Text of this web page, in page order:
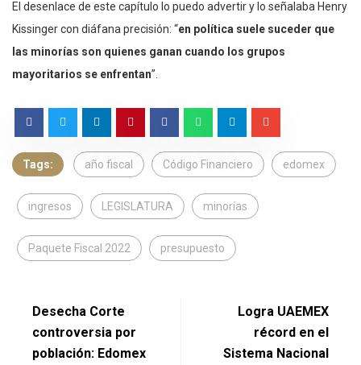
El desenlace de este capítulo lo puedo advertir y lo señalaba Henry
Kissinger con diáfana precisión: “en política suele suceder que
las minorías son quienes ganan cuando los grupos
mayoritarios se enfrentan”.
Tags: año fiscal Código Financiero edomex
ingresos LEGISLATURA minorías
Paquete Fiscal 2022 presupuesto
Desecha Corte
controversia por
población: Edomex
Logra UAEMEX
récord en el
Sistema Nacional